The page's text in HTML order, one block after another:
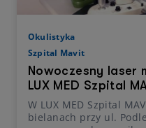
Okulistyka
Szpital Mavit
Nowoczesny laser
LUX MED Szpital
W LUX MED Szpital
bielanach przy ul.